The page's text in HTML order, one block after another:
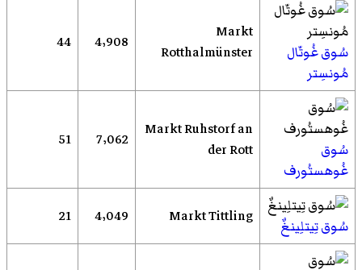
سُوق غُوتّال
مُونسِتر
Markt
Rotthalmünster
4٬908 44
سُوق
غُوهستُورف
Markt Ruhstorf an
der Rott
7٬062 51
سُوق تِيتلِينغٌ Markt Tittling 4٬049 21